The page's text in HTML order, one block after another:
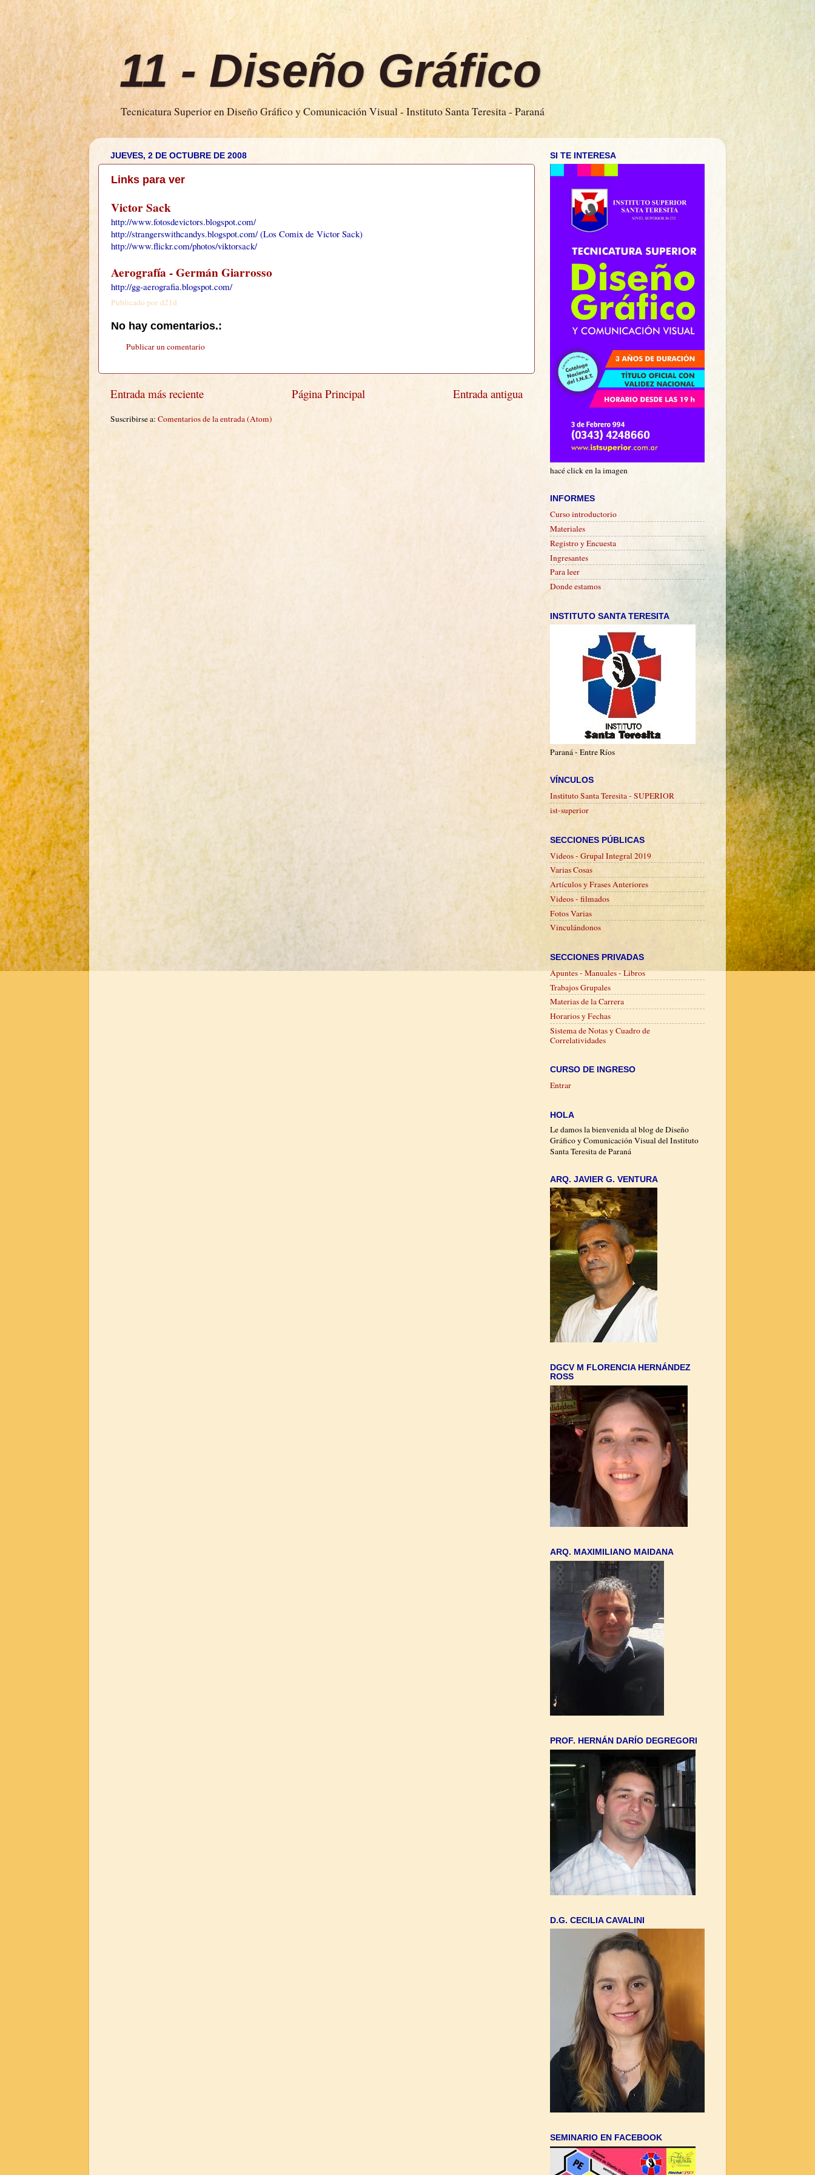
11 - Diseño Gráfico
Tecnicatura Superior en Diseño Gráfico y Comunicación Visual - Instituto Santa Teresita - Paraná
JUEVES, 2 DE OCTUBRE DE 2008
Links para ver
Victor Sack
http://www.fotosdevictors.blogspot.com/
http://strangerswithcandys.blogspot.com/ (Los Comix de Victor Sack)
http://www.flickr.com/photos/viktorsack/
Aerografía - Germán Giarrosso
http://gg-aerografia.blogspot.com/
Publicado pord21d
No hay comentarios.:
Publicar un comentario
Entrada más reciente Entrada antigua
Página Principal
Suscribirse a: Comentarios de la entrada (Atom)
SI TE INTERESA
hacé click en la imagen
INFORMES
Curso introductorio
Materiales
Registro y Encuesta
Ingresantes
Para leer
Donde estamos
INSTITUTO SANTA TERESITA
Paraná - Entre Ríos
VÍNCULOS
Instituto Santa Teresita - SUPERIOR
ist-superior
SECCIONES PÚBLICAS
Videos - Grupal Integral 2019
Varias Cosas
Artículos y Frases Anteriores
Videos - filmados
Fotos Varias
Vinculándonos
SECCIONES PRIVADAS
Apuntes - Manuales - Libros
Trabajos Grupales
Materias de la Carrera
Horarios y Fechas
Sistema de Notas y Cuadro de
Correlatividades
CURSO DE INGRESO
Entrar
HOLA
Le damos la bienvenida al blog de Diseño
Gráfico y Comunicación Visual del Instituto
Santa Teresita de Paraná
ARQ. JAVIER G. VENTURA
DGCV M FLORENCIA HERNÁNDEZ
ROSS
ARQ. MAXIMILIANO MAIDANA
PROF. HERNÁN DARÍO DEGREGORI
D.G. CECILIA CAVALINI
SEMINARIO EN FACEBOOK